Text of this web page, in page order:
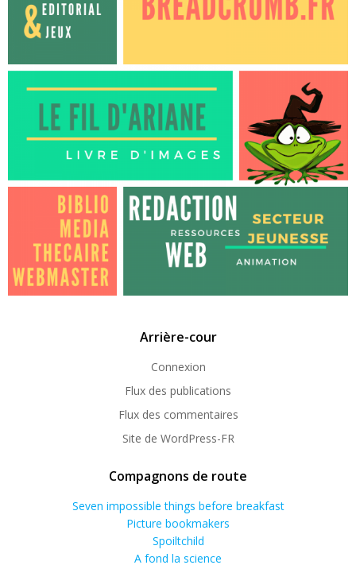
Arrière-cour
Connexion
Flux des publications
Flux des commentaires
Site de WordPress-FR
Compagnons de route
Seven impossible things before breakfast
Picture bookmakers
Spoiltchild
A fond la science